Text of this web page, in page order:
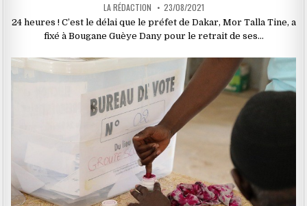
LA RÉDACTION 23/08/2021
24 heures ! C’est le délai que le préfet de Dakar, Mor Talla Tine, a
fixé à Bougane Guèye Dany pour le retrait de ses…